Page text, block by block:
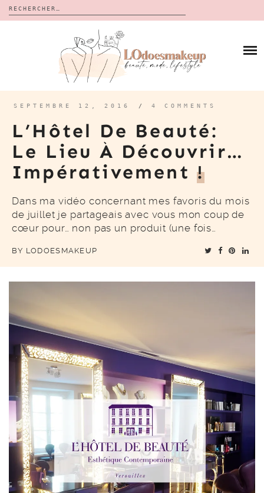
Rechercher :
CALENDRIERS DE L’AVENT
BON PLAN
À PROPOS
CONTACT
SEPTEMBRE 12, 2016 / 4 COMMENTS
L’Hôtel De Beauté:
Le Lieu À Découvrir…
Impérativement!
Dans ma vidéo concernant mes favoris du mois
de juillet je partageais avec vous mon coup de
cœur pour… non pas un produit (une fois…
BY LODOESMAKEUP